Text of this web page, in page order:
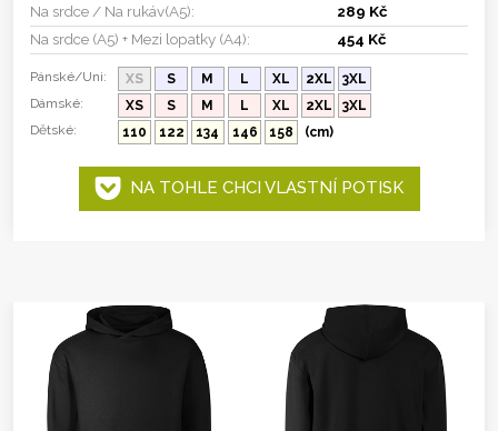
Na srdce / Na rukáv(A5):
289 Kč
Na srdce (A5) + Mezi lopatky (A4):
454 Kč
Pánské/Uni: XS S M L XL 2XL
3XL
Dámské:
XS S M L XL 2XL
3XL
Dětské:
110 122 134 146 158 (cm)
NA TOHLE CHCI VLASTNÍ POTISK